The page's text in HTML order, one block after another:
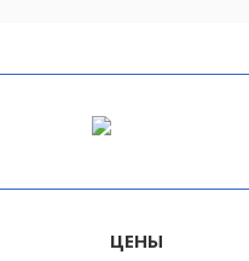
ЦЕНЫ